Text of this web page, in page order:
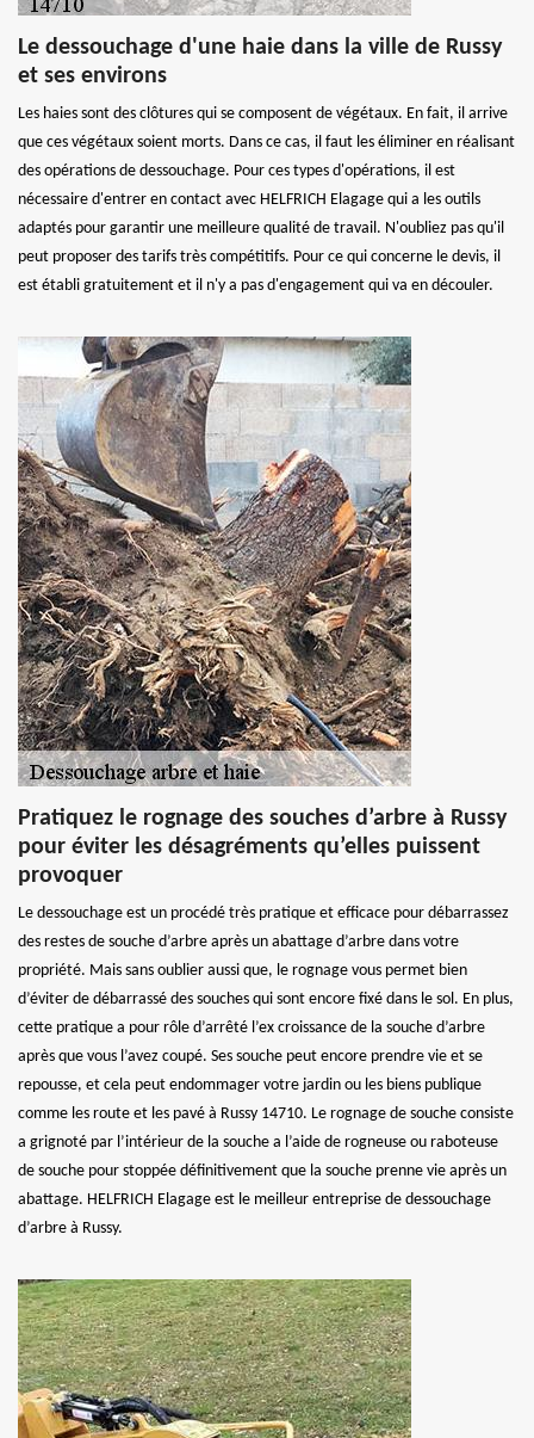
Le dessouchage d'une haie dans la ville de Russy
et ses environs
Les haies sont des clôtures qui se composent de végétaux. En fait, il arrive
que ces végétaux soient morts. Dans ce cas, il faut les éliminer en réalisant
des opérations de dessouchage. Pour ces types d'opérations, il est
nécessaire d'entrer en contact avec HELFRICH Elagage qui a les outils
adaptés pour garantir une meilleure qualité de travail. N'oubliez pas qu'il
peut proposer des tarifs très compétitifs. Pour ce qui concerne le devis, il
est établi gratuitement et il n'y a pas d'engagement qui va en découler.
Pratiquez le rognage des souches d’arbre à Russy
pour éviter les désagréments qu’elles puissent
provoquer
Le dessouchage est un procédé très pratique et efficace pour débarrassez
des restes de souche d’arbre après un abattage d’arbre dans votre
propriété. Mais sans oublier aussi que, le rognage vous permet bien
d’éviter de débarrassé des souches qui sont encore fixé dans le sol. En plus,
cette pratique a pour rôle d’arrêté l’ex croissance de la souche d’arbre
après que vous l’avez coupé. Ses souche peut encore prendre vie et se
repousse, et cela peut endommager votre jardin ou les biens publique
comme les route et les pavé à Russy 14710. Le rognage de souche consiste
a grignoté par l’intérieur de la souche a l’aide de rogneuse ou raboteuse
de souche pour stoppée définitivement que la souche prenne vie après un
abattage. HELFRICH Elagage est le meilleur entreprise de dessouchage
d’arbre à Russy.